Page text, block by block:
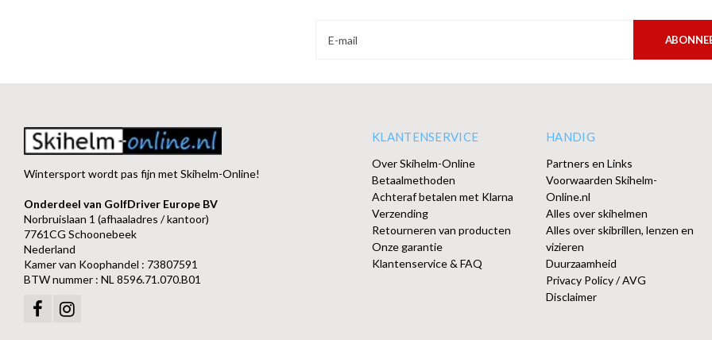
Wintersport wordt pas fijn met Skihelm-Online!
Onderdeel van GolfDriver Europe BV
Norbruislaan 1 (afhaaladres / kantoor)
7761CG Schoonebeek
Nederland
Kamer van Koophandel : 73807591
BTW nummer : NL 8596.71.070.B01
KLANTENSERVICE
Over Skihelm-Online
Betaalmethoden
Achteraf betalen met Klarna
Verzending
Retourneren van producten
Onze garantie
Klantenservice & FAQ
HANDIG
Partners en Links
Voorwaarden Skihelm-
Online.nl
Alles over skihelmen
Alles over skibrillen, lenzen en
vizieren
Duurzaamheid
Privacy Policy / AVG
Disclaimer